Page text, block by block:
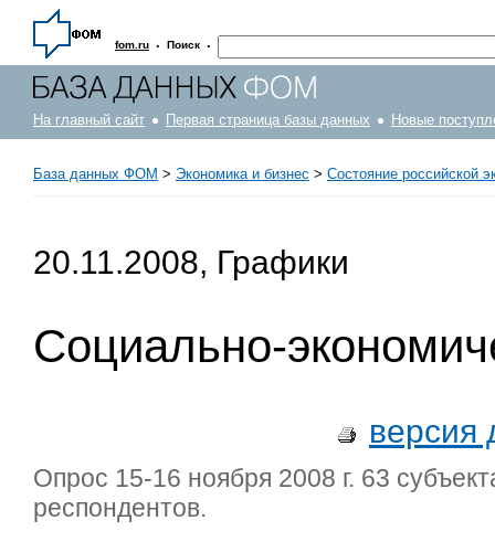
fom.ru · Поиск ·
На главный сайт Первая страница базы данных Новые
База данных ФОМ > Экономика и бизнес > Состояние российской
20.11.2008, Графики
Социально-
версия
Опрос 15-16 ноября 2008 г. 63
респондентов.